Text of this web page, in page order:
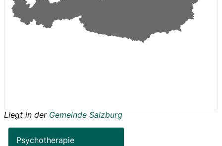
Liegt in der Gemeinde Salzburg
Psychotherapie